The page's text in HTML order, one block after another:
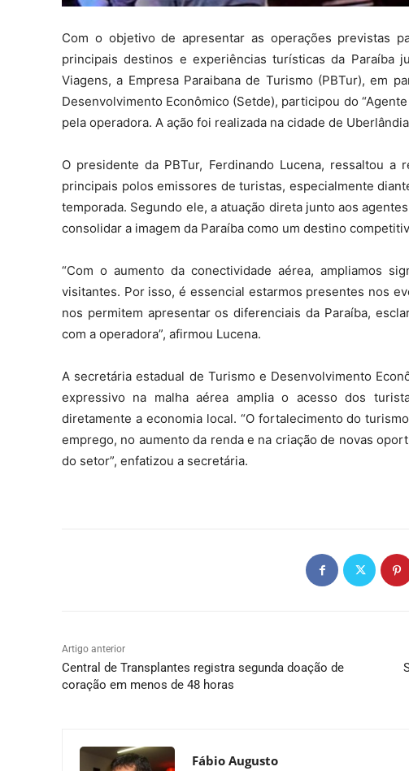
Com o objetivo de apresentar as operações previstas
principais destinos e experiências turísticas da Paraíba
Viagens, a Empresa Paraibana de Turismo (PBTur), em
Desenvolvimento Econômico (Setde), participou do
pela operadora. A ação foi realizada na cidade de
O presidente da PBTur, Ferdinando Lucena, ressaltou a
principais polos emissores de turistas, especialmente
temporada. Segundo ele, a atuação direta junto aos
consolidar a imagem da Paraíba como um destino
“Com o aumento da conectividade aérea, ampliamos
visitantes. Por isso, é essencial estarmos presentes nos
nos permitem apresentar os diferenciais da Paraíba,
com a operadora”, afirmou Lucena.
A secretária estadual de Turismo e Desenvolvimento
expressivo na malha aérea amplia o acesso dos
diretamente a economia local. “O fortalecimento do
emprego, no aumento da renda e na criação de novas
do setor”, enfatizou a secretária.
Artigo anterior
Central de Transplantes registra segunda doação de
coração em menos de 48 horas
Fábio Augusto